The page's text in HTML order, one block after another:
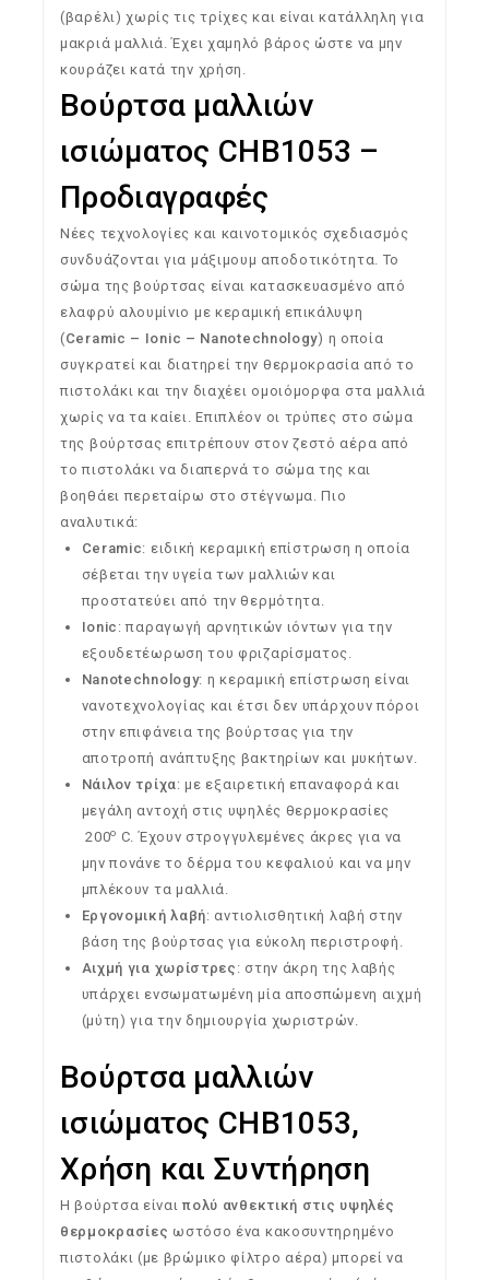
(βαρέλι) χωρίς τις τρίχες και είναι κατάλληλη για
μακριά μαλλιά. Έχει χαμηλό βάρος ώστε να μην
κουράζει κατά την χρήση.
Βούρτσα μαλλιών
ισιώματος CHB1053 –
Προδιαγραφές
Νέες τεχνολογίες και καινοτομικός σχεδιασμός
συνδυάζονται για μάξιμουμ αποδοτικότητα. Το
σώμα της βούρτσας είναι κατασκευασμένο από
ελαφρύ αλουμίνιο με κεραμική επικάλυψη
(Ceramic – Ionic – Nanotechnology) η οποία
συγκρατεί και διατηρεί την θερμοκρασία από το
πιστολάκι και την διαχέει ομοιόμορφα στα μαλλιά
χωρίς να τα καίει. Επιπλέον οι τρύπες στο σώμα
της βούρτσας επιτρέπουν στον ζεστό αέρα από
το πιστολάκι να διαπερνά το σώμα της και
βοηθάει περεταίρω στο στέγνωμα. Πιο
αναλυτικά:
Ceramic: ειδική κεραμική επίστρωση η οποία
σέβεται την υγεία των μαλλιών και
προστατεύει από την θερμότητα.
Ionic : παραγωγή αρνητικών ιόντων για την
εξουδετέωρωση του φριζαρίσματος.
Nanotechnology: η κεραμική επίστρωση είναι
νανοτεχνολογίας και έτσι δεν υπάρχουν πόροι
στην επιφάνεια της βούρτσας για την
αποτροπή ανάπτυξης βακτηρίων και μυκήτων.
Νάιλον τρίχα: με εξαιρετική επαναφορά και
μεγάλη αντοχή στις υψηλές θερμοκρασίες
200o C. Έχουν στρογγυλεμένες άκρες για να
μην πονάνε το δέρμα του κεφαλιού και να μην
μπλέκουν τα μαλλιά.
Εργονομική λαβή: αντιολισθητική λαβή στην
βάση της βούρτσας για εύκολη περιστροφή.
Αιχμή για χωρίστρες : στην άκρη της λαβής
υπάρχει ενσωματωμένη μία αποσπώμενη αιχμή
(μύτη) για την δημιουργία χωριστρών.
Βούρτσα μαλλιών
ισιώματος CHB1053,
Χρήση και Συντήρηση
Η βούρτσα είναιπολύ ανθεκτική στις υψηλές
θερμοκρασίες ωστόσο ένα κακοσυντηρημένο
πιστολάκι (με βρώμικο φίλτρο αέρα) μπορεί να